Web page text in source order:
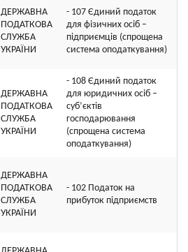
ДЕРЖАВНА
ПОДАТКОВА
СЛУЖБА
УКРАЇНИ
- 107 Єдиний податок
для фізичних осіб –
підприємців (спрощена
система оподаткування)
ДЕРЖАВНА
ПОДАТКОВА
СЛУЖБА
УКРАЇНИ
- 108 Єдиний податок
для юридичних осіб –
суб’єктів
господарювання
(спрощена система
оподаткування)
ДЕРЖАВНА
ПОДАТКОВА
СЛУЖБА
УКРАЇНИ
- 102 Податок на
прибуток підприємств